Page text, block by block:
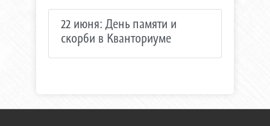
22 июня: День памяти и
скорби в Кванториуме